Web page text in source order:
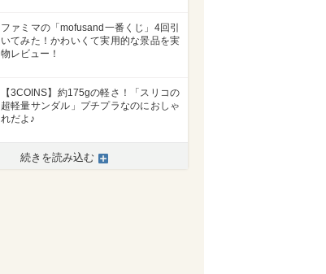
ファミマの「mofusand一番くじ」4回引
いてみた！かわいくて実用的な景品を実
物レビュー！
【3COINS】約175gの軽さ！「スリコの
超軽量サンダル」プチプラなのにおしゃ
れだよ♪
続きを読み込む